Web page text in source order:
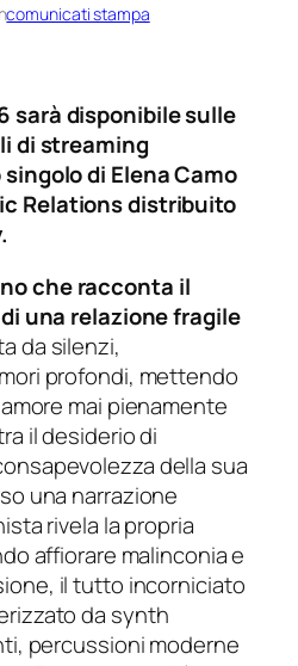
comunicati stampa
sarà disponibile sulle
di streaming
singolo di Elena Camo
Relations distribuito
che racconta il
una relazione fragile
da silenzi,
profondi, mettendo
mai pienamente
il desiderio di
della sua
una narrazione
rivela la propria
affiorare malinconia e
il tutto incorniciato
da synth
percussioni moderne